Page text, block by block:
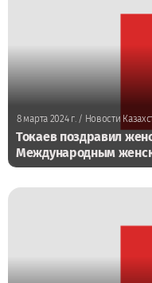
8 марта 2024 г./ Новости
Токаев поздравил
Международным